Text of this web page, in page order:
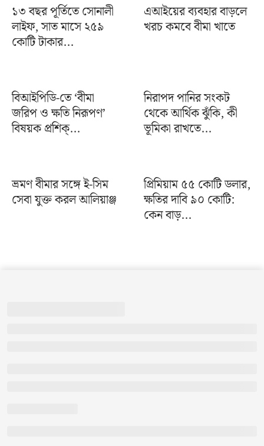
১৩ বছর পূর্তিতে সোনালী
লাইফ, সাত মাসে ২৫৯
কোটি টাকার...
এআইয়ের ব্যবহার বাড়লে
খরচ কমবে বীমা খাতে
বিআইপিডি-তে ‘বীমা
জরিপ ও ক্ষতি নিরূপণ’
বিষয়ক প্রশিক্...
নিরাপদ পানির সংকট
থেকে আর্থিক ঝুঁকি, কী
ভূমিকা রাখতে...
ভ্রমণ বীমার সঙ্গে ই-সিম
সেবা যুক্ত করল আলিয়াঞ্জ
প্রিমিয়াম ৫৫ কোটি ডলার,
ক্ষতির দাবি ৯০ কোটি:
কেন বাড়...